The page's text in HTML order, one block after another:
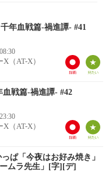
年血戦篇-禍進譚- #41
（AT-X）
戦篇-禍進譚- #42
（AT-X）
ぱ「今夜はお好み焼き」
ームラ先生」[字][デ]